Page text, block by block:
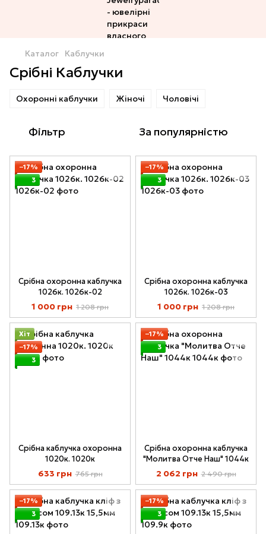
Каталог Каблучки
Срібні Каблучки
Охоронні каблучки Жіночі Чоловічі
Фільтр За популярністю
−17%
3
Срібна охоронна каблучка
1026к. 1026к-02
1 000 грн 1 208 грн
−17%
3
Срібна охоронна каблучка
1026к. 1026к-03
1 000 грн 1 208 грн
Хіт
−17%
3
Срібна каблучка охоронна
1020к. 1020к
633 грн 765 грн
−17%
3
Срібна охоронна каблучка
"Молитва Отче Наш" 1044к
2 062 грн 2 490 грн
−17%
3
−17%
3